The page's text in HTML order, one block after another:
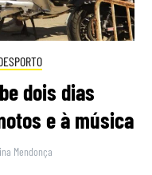
dois dias
e à música
Mendonça